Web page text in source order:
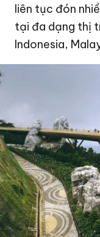
liên tục đón
tại đa dạng thị
Indonesia,